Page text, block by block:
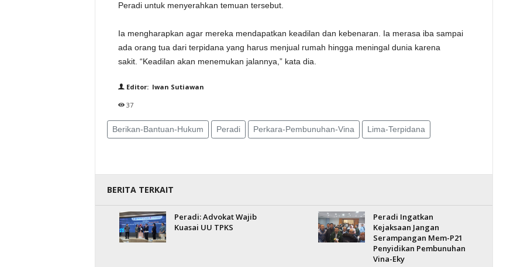
Peradi untuk menyerahkan temuan tersebut.
Ia mengharapkan agar mereka mendapatkan keadilan dan kebenaran. Ia merasa iba sampai
ada orang tua dari terpidana yang harus menjual rumah hingga meningal dunia karena
sakit. “Keadilan akan menemukan jalannya,” kata dia.
Editor: Iwan Sutiawan
37
Berikan-Bantuan-Hukum Peradi Perkara-Pembunuhan-Vina Lima-Terpidana
BERITA TERKAIT
Peradi: Advokat Wajib
Kuasai UU TPKS
Peradi Ingatkan
Kejaksaan Jangan
Serampangan Mem-P21
Penyidikan Pembunuhan
Vina-Eky